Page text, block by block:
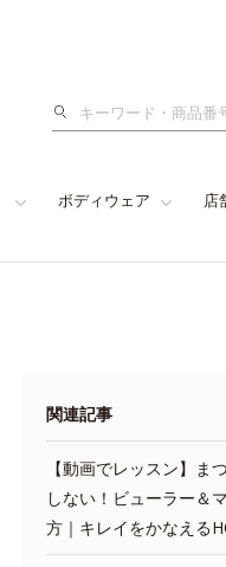
検
ボディウェア 店
関連記事
【動画でレッスン】ま
しない！ビューラー＆
方｜キレイをかなえる